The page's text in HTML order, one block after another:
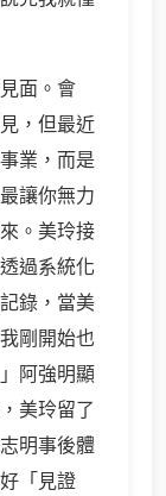
面。會
，但最近
業，而是
讓你無力
。美玲接
過系統化
錄，當美
剛開始也
阿強明顯
美玲留了
明事後體
「見證